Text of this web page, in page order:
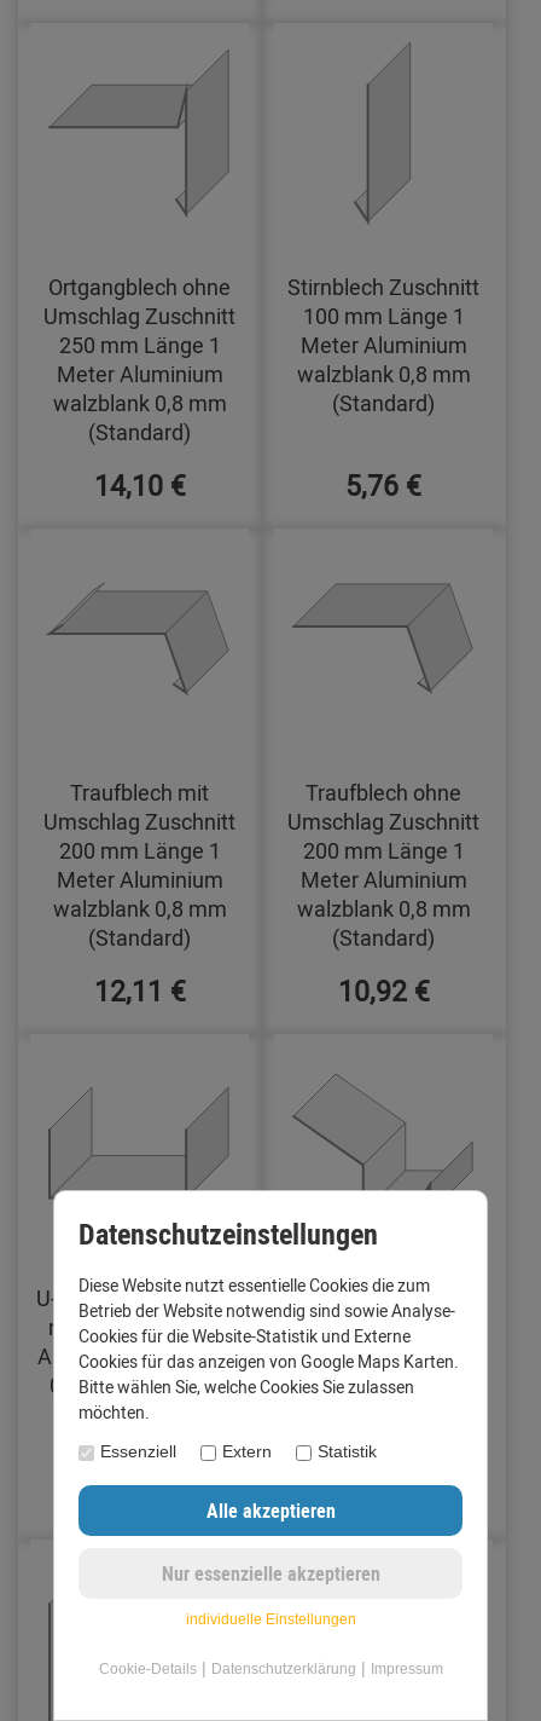
Ortgangblech ohne
Umschlag Zuschnitt
250 mm Länge 1
Meter Aluminium
walzblank 0,8 mm
(Standard)
14,10 €
Stirnblech Zuschnitt
100 mm Länge 1
Meter Aluminium
walzblank 0,8 mm
(Standard)
5,76 €
Traufblech mit
Umschlag Zuschnitt
200 mm Länge 1
Meter Aluminium
walzblank 0,8 mm
(Standard)
12,11 €
Traufblech ohne
Umschlag Zuschnitt
200 mm Länge 1
Meter Aluminium
walzblank 0,8 mm
(Standard)
10,92 €
U-Profil Zuschnitt 200
mm Länge 1 Meter
Aluminium walzblank
0,8 mm (Standard)
10,92 €
Verbinder für
Dachrinne mit
Traufblech Zuschnitt
250 mm Aluminium
(Standard)
9,95 €
Datenschutzeinstellungen
Diese Website nutzt essentielle Cookies die zum
Betrieb der Website notwendig sind sowie Analyse-
Cookies für die Website-Statistik und Externe
Cookies für das anzeigen von Google Maps Karten.
Bitte wählen Sie, welche Cookies Sie zulassen
möchten.
Essenziell Extern Statistik
individuelle Einstellungen
Cookie-Details| Datenschutzerklärung | Impressum